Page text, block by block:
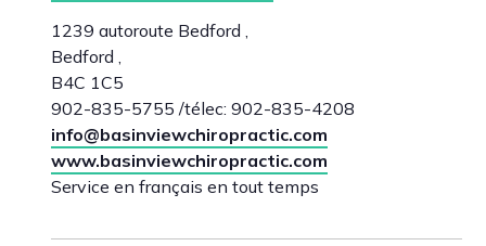
1239 autoroute Bedford ,
Bedford ,
B4C 1C5
902-835-5755 /télec: 902-835-4208
info@basinviewchiropractic.com
www.basinviewchiropractic.com
Service en français en tout temps